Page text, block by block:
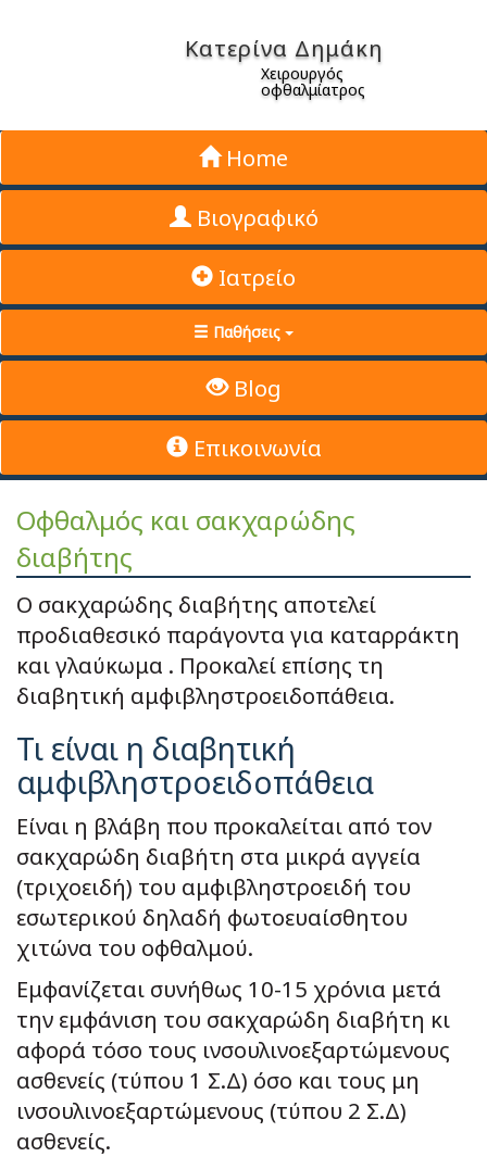
Κατερίνα Δημάκη
Χειρουργός
οφθαλμίατρος
Home
Βιογραφικό
Ιατρείο
Παθήσεις
Blog
Επικοινωνία
Οφθαλμός και σακχαρώδης
διαβήτης
Ο σακχαρώδης διαβήτης αποτελεί
προδιαθεσικό παράγοντα για καταρράκτη
και γλαύκωμα . Προκαλεί επίσης τη
διαβητική αμφιβληστροειδοπάθεια.
Τι είναι η διαβητική
αμφιβληστροειδοπάθεια
Είναι η βλάβη που προκαλείται από τον
σακχαρώδη διαβήτη στα μικρά αγγεία
(τριχοειδή) του αμφιβληστροειδή του
εσωτερικού δηλαδή φωτοευαίσθητου
χιτώνα του οφθαλμού.
Εμφανίζεται συνήθως 10-15 χρόνια μετά
την εμφάνιση του σακχαρώδη διαβήτη κι
αφορά τόσο τους ινσουλινοεξαρτώμενους
ασθενείς (τύπου 1 Σ.Δ) όσο και τους μη
ινσουλινοεξαρτώμενους (τύπου 2 Σ.Δ)
ασθενείς.